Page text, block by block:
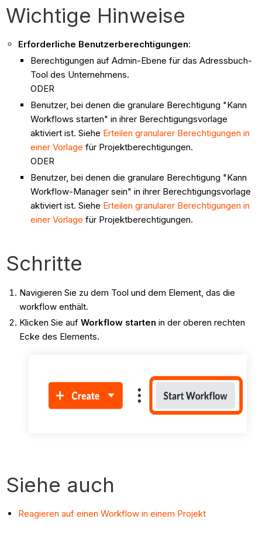
Wichtige Hinweise
Erforderliche Benutzerberechtigungen:
Berechtigungen auf Admin-Ebene für das Adressbuch-
Tool des Unternehmens.
ODER
Benutzer, bei denen die granulare Berechtigung "Kann
Workflows starten" in ihrer Berechtigungsvorlage
aktiviert ist. Siehe Erteilen granularer Berechtigungen in
einer Vorlage für Projektberechtigungen.
ODER
Benutzer, bei denen die granulare Berechtigung "Kann
Workflow-Manager sein" in ihrer Berechtigungsvorlage
aktiviert ist. Siehe Erteilen granularer Berechtigungen in
einer Vorlage für Projektberechtigungen.
Schritte
Navigieren Sie zu dem Tool und dem Element, das die
workflow enthält.
Klicken Sie auf Workflow starten in der oberen rechten
Ecke des Elements.
Siehe auch
Reagieren auf einen Workflow in einem Projekt